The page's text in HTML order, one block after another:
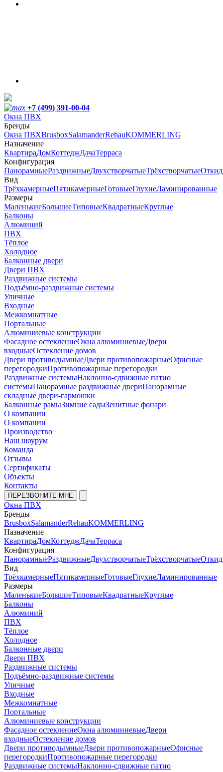
+7 (499) 391-00-04
Окна ПВХ
Бренды
Окна ПВХBrusboxSalamanderRehauKOMMERLING
Назначение
КвартираДомКоттеджДачаТерраса
Конфигурация
ПанорамныеРаздвижныеДвухстворчатыеТрёхстворчатые
Вид
ТрёхкамерныеПятикамерныеГотовыеГлухиеЛаминированные
Размеры
МаленькиеБольшиеТиповыеКвадратныеКруглые
Балконы
Алюминий
ПВХ
Тёплое
Холодное
Балконные двери
Двери ПВХ
Раздвижные системы
Подъёмно-раздвижные системы
Уличные
Входные
Межкомнатные
Портальные
Алюминиевые конструкции
Фасадное остеклениеОкна алюминиевыеДвери
входныеОстекление домов
Двери противодымныеДвери противопожарныеОфисные
перегородкиПротивопожарные перегородки
Раздвижные системыНаклонно-сдвижные патио
системыПанорамные раздвижные двериПанорамные
складные двери-гармошки
Балконные рамыЗимние садыЗенитные фонари
О компании
О компании
Производство
Наш шоурум
Команда
Отзывы
Сертификаты
Объекты
Контакты
ПЕРЕЗВОНИТЕ МНЕ
Окна ПВХ
Бренды
BrusboxSalamanderRehauKOMMERLING
Назначение
КвартираДомКоттеджДачаТерраса
Конфигурация
ПанорамныеРаздвижныеДвухстворчатыеТрёхстворчатые
Вид
ТрёхкамерныеПятикамерныеГотовыеГлухиеЛаминированные
Размеры
МаленькиеБольшиеТиповыеКвадратныеКруглые
Балконы
Алюминий
ПВХ
Тёплое
Холодное
Балконные двери
Двери ПВХ
Раздвижные системы
Подъёмно-раздвижные системы
Уличные
Входные
Межкомнатные
Портальные
Алюминиевые конструкции
Фасадное остеклениеОкна алюминиевыеДвери
входныеОстекление домов
Двери противодымныеДвери противопожарныеОфисные
перегородкиПротивопожарные перегородки
Раздвижные системыНаклонно-сдвижные патио